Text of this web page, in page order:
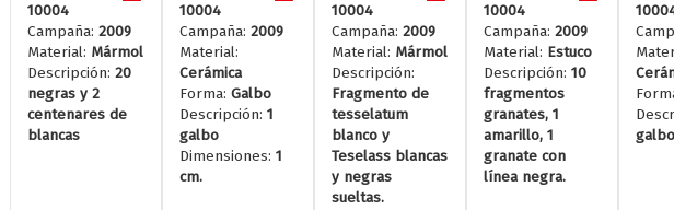
10004
Campaña: 2009
Material: Mármol
Descripción: 20
negras y 2
centenares de
blancas
10004
Campaña: 2009
Material:
Cerámica
Forma: Galbo
Descripción: 1
galbo
Dimensiones: 1
cm.
10004
Campaña: 2009
Material: Mármol
Descripción:
Fragmento de
tesselatum
blanco y
Teselass blancas
y negras
sueltas.
10004
Campaña: 2009
Material: Estuco
Descripción: 10
fragmentos
granates, 1
amarillo, 1
granate con
línea negra.
galbo